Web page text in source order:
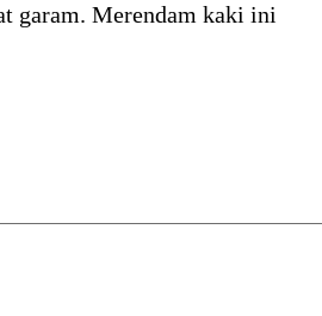
garam. Merendam kaki ini